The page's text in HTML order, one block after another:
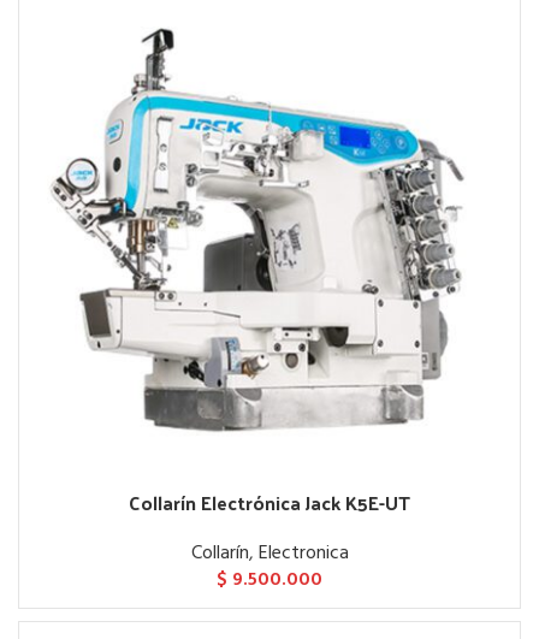
Collarín Electrónica Jack K5E-UT
Collarín,Electronica
$ 9.500.000